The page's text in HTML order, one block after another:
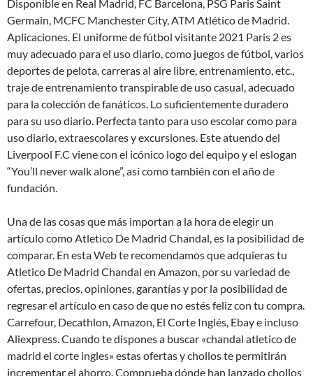
Disponible en Real Madrid, FC Barcelona, PSG Paris Saint
Germain, MCFC Manchester City, ATM Atlético de Madrid.
Aplicaciones. El uniforme de fútbol visitante 2021 Paris 2 es
muy adecuado para el uso diario, como juegos de fútbol, varios
deportes de pelota, carreras al aire libre, entrenamiento, etc.,
traje de entrenamiento transpirable de uso casual, adecuado
para la colección de fanáticos. Lo suficientemente duradero
para su uso diario. Perfecta tanto para uso escolar como para
uso diario, extraescolares y excursiones. Este atuendo del
Liverpool F.C viene con el icónico logo del equipo y el eslogan
“You’ll never walk alone”, así como también con el año de
fundación.
Una de las cosas que más importan a la hora de elegir un
artículo como Atletico De Madrid Chandal, es la posibilidad de
comparar. En esta Web te recomendamos que adquieras tu
Atletico De Madrid Chandal en Amazon, por su variedad de
ofertas, precios, opiniones, garantías y por la posibilidad de
regresar el artículo en caso de que no estés feliz con tu compra.
Carrefour, Decathlon, Amazon, El Corte Inglés, Ebay e incluso
Aliexpress. Cuando te dispones a buscar «chandal atletico de
madrid el corte ingles» estas ofertas y chollos te permitirán
incrementar el ahorro. Comprueba dónde han lanzado chollos